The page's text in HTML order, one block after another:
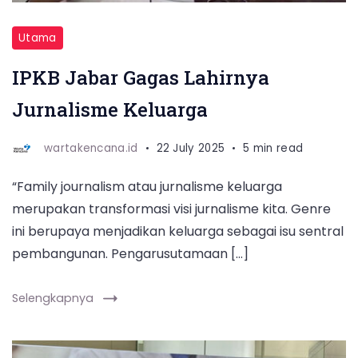
keluarga
Bandung,
Selasa
Utama
IPKB Jabar Gagas Lahirnya
Jurnalisme Keluarga
wartakencana.id 22 July 2025 5 min read
“Family journalism atau jurnalisme keluarga
merupakan transformasi visi jurnalisme kita. Genre
ini berupaya menjadikan keluarga sebagai isu sentral
pembangunan. Pengarusutamaan […]
Selengkapnya
Kepala